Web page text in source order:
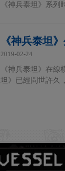
《神兵泰坦》系列
《神兵泰坦
2019-02-24
《神兵泰坦》在
坦》已經問世許久